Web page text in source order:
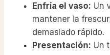
Enfría el vaso: Un
mantener la
demasiado rápido.
Presentación: Un